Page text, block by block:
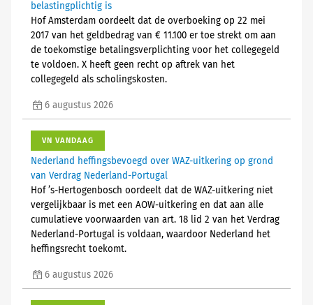
belastingplichtig is
Hof Amsterdam oordeelt dat de overboeking op 22 mei
2017 van het geldbedrag van € 11.100 er toe strekt om aan
de toekomstige betalingsverplichting voor het collegegeld
te voldoen. X heeft geen recht op aftrek van het
collegegeld als scholingskosten.
6 augustus 2026
VN VANDAAG
Nederland heffingsbevoegd over WAZ-uitkering op grond
van Verdrag Nederland-Portugal
Hof ’s-Hertogenbosch oordeelt dat de WAZ-uitkering niet
vergelijkbaar is met een AOW-uitkering en dat aan alle
cumulatieve voorwaarden van art. 18 lid 2 van het Verdrag
Nederland-Portugal is voldaan, waardoor Nederland het
heffingsrecht toekomt.
6 augustus 2026